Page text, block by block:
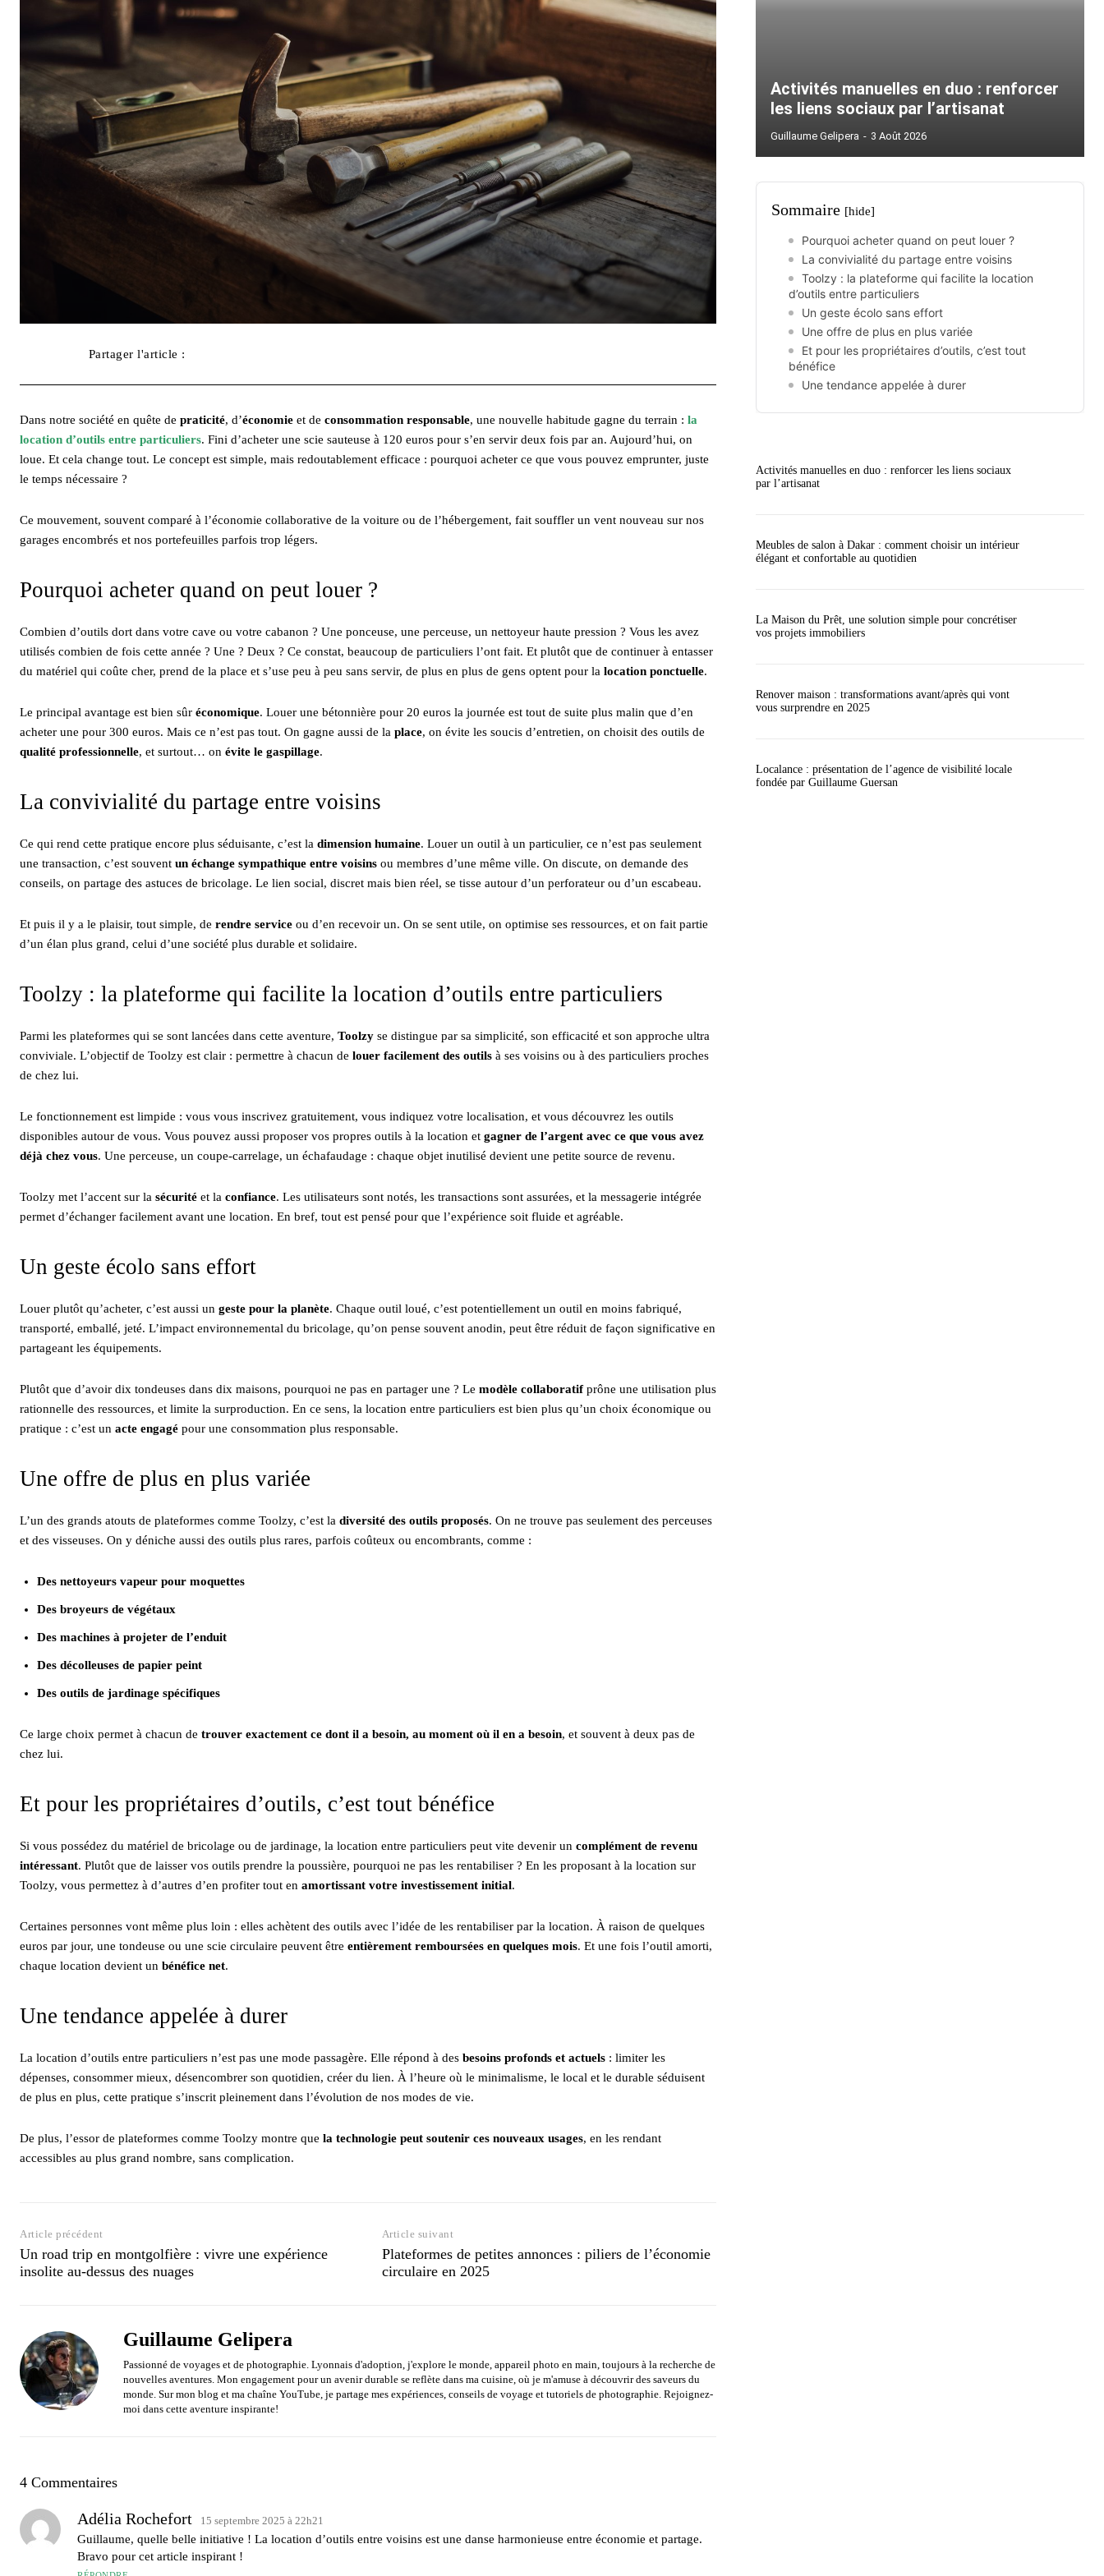
Partager l'article :
Dans notre société en quête de praticité, d’économie et de consommation responsable, une nouvelle habitude gagne du terrain : la
location d’outils entre particuliers. Fini d’acheter une scie sauteuse à 120 euros pour s’en servir deux fois par an. Aujourd’hui, on
loue. Et cela change tout. Le concept est simple, mais redoutablement efficace : pourquoi acheter ce que vous pouvez emprunter, juste
le temps nécessaire ?
Ce mouvement, souvent comparé à l’économie collaborative de la voiture ou de l’hébergement, fait souffler un vent nouveau sur nos
garages encombrés et nos portefeuilles parfois trop légers.
Pourquoi acheter quand on peut louer ?
Combien d’outils dort dans votre cave ou votre cabanon ? Une ponceuse, une perceuse, un nettoyeur haute pression ? Vous les avez
utilisés combien de fois cette année ? Une ? Deux ? Ce constat, beaucoup de particuliers l’ont fait. Et plutôt que de continuer à entasser
du matériel qui coûte cher, prend de la place et s’use peu à peu sans servir, de plus en plus de gens optent pour la location ponctuelle.
Le principal avantage est bien sûr économique. Louer une bétonnière pour 20 euros la journée est tout de suite plus malin que d’en
acheter une pour 300 euros. Mais ce n’est pas tout. On gagne aussi de la place, on évite les soucis d’entretien, on choisit des outils de
qualité professionnelle, et surtout… on évite le gaspillage.
La convivialité du partage entre voisins
Ce qui rend cette pratique encore plus séduisante, c’est la dimension humaine. Louer un outil à un particulier, ce n’est pas seulement
une transaction, c’est souvent un échange sympathique entre voisins ou membres d’une même ville. On discute, on demande des
conseils, on partage des astuces de bricolage. Le lien social, discret mais bien réel, se tisse autour d’un perforateur ou d’un escabeau.
Et puis il y a le plaisir, tout simple, de rendre service ou d’en recevoir un. On se sent utile, on optimise ses ressources, et on fait partie
d’un élan plus grand, celui d’une société plus durable et solidaire.
Toolzy : la plateforme qui facilite la location d’outils entre particuliers
Parmi les plateformes qui se sont lancées dans cette aventure, Toolzy se distingue par sa simplicité, son efficacité et son approche ultra
conviviale. L’objectif de Toolzy est clair : permettre à chacun de louer facilement des outils à ses voisins ou à des particuliers proches
de chez lui.
Le fonctionnement est limpide : vous vous inscrivez gratuitement, vous indiquez votre localisation, et vous découvrez les outils
disponibles autour de vous. Vous pouvez aussi proposer vos propres outils à la location et gagner de l’argent avec ce que vous avez
déjà chez vous. Une perceuse, un coupe-carrelage, un échafaudage : chaque objet inutilisé devient une petite source de revenu.
Toolzy met l’accent sur la sécurité et la confiance. Les utilisateurs sont notés, les transactions sont assurées, et la messagerie intégrée
permet d’échanger facilement avant une location. En bref, tout est pensé pour que l’expérience soit fluide et agréable.
Un geste écolo sans effort
Louer plutôt qu’acheter, c’est aussi un geste pour la planète. Chaque outil loué, c’est potentiellement un outil en moins fabriqué,
transporté, emballé, jeté. L’impact environnemental du bricolage, qu’on pense souvent anodin, peut être réduit de façon significative en
partageant les équipements.
Plutôt que d’avoir dix tondeuses dans dix maisons, pourquoi ne pas en partager une ? Le modèle collaboratifprône une utilisation plus
rationnelle des ressources, et limite la surproduction. En ce sens, la location entre particuliers est bien plus qu’un choix économique ou
pratique : c’est un acte engagé pour une consommation plus responsable.
Une offre de plus en plus variée
L’un des grands atouts de plateformes comme Toolzy, c’est la diversité des outils proposés. On ne trouve pas seulement des perceuses
et des visseuses. On y déniche aussi des outils plus rares, parfois coûteux ou encombrants, comme :
Des nettoyeurs vapeur pour moquettes
Des broyeurs de végétaux
Des machines à projeter de l’enduit
Des décolleuses de papier peint
Des outils de jardinage spécifiques
Ce large choix permet à chacun de trouver exactement ce dont il a besoin, au moment où il en a besoin, et souvent à deux pas de
chez lui.
Et pour les propriétaires d’outils, c’est tout bénéfice
Si vous possédez du matériel de bricolage ou de jardinage, la location entre particuliers peut vite devenir un complément de revenu
intéressant. Plutôt que de laisser vos outils prendre la poussière, pourquoi ne pas les rentabiliser ? En les proposant à la location sur
Toolzy, vous permettez à d’autres d’en profiter tout en amortissant votre investissement initial.
Certaines personnes vont même plus loin : elles achètent des outils avec l’idée de les rentabiliser par la location. À raison de quelques
euros par jour, une tondeuse ou une scie circulaire peuvent être entièrement remboursées en quelques mois. Et une fois l’outil amorti,
chaque location devient un bénéfice net.
Une tendance appelée à durer
La location d’outils entre particuliers n’est pas une mode passagère. Elle répond à des besoins profonds et actuels : limiter les
dépenses, consommer mieux, désencombrer son quotidien, créer du lien. À l’heure où le minimalisme, le local et le durable séduisent
de plus en plus, cette pratique s’inscrit pleinement dans l’évolution de nos modes de vie.
De plus, l’essor de plateformes comme Toolzy montre que la technologie peut soutenir ces nouveaux usages, en les rendant
accessibles au plus grand nombre, sans complication.
Article précédent
Un road trip en montgolfière : vivre une expérience
insolite au-dessus des nuages
Article suivant
Plateformes de petites annonces : piliers de l’économie
circulaire en 2025
Guillaume Gelipera
Passionné de voyages et de photographie. Lyonnais d'adoption, j'explore le monde, appareil photo en main, toujours à la recherche de
nouvelles aventures. Mon engagement pour un avenir durable se reflète dans ma cuisine, où je m'amuse à découvrir des saveurs du
monde. Sur mon blog et ma chaîne YouTube, je partage mes expériences, conseils de voyage et tutoriels de photographie. Rejoignez-
moi dans cette aventure inspirante!
4 Commentaires
Adélia Rochefort 15 septembre 2025 à 22h21
Guillaume, quelle belle initiative ! La location d’outils entre voisins est une danse harmonieuse entre économie et partage.
Bravo pour cet article inspirant !
Activités manuelles en duo : renforcer
les liens sociaux par l’artisanat
Guillaume Gelipera - 3 Août 2026
Sommaire [hide]
Pourquoi acheter quand on peut louer ?
La convivialité du partage entre voisins
Toolzy : la plateforme qui facilite la location
d’outils entre particuliers
Un geste écolo sans effort
Une offre de plus en plus variée
Et pour les propriétaires d’outils, c’est tout
bénéfice
Une tendance appelée à durer
Activités manuelles en duo : renforcer les liens sociaux
par l’artisanat
Meubles de salon à Dakar : comment choisir un intérieur
élégant et confortable au quotidien
La Maison du Prêt, une solution simple pour concrétiser
vos projets immobiliers
Renover maison : transformations avant/après qui vont
vous surprendre en 2025
Localance : présentation de l’agence de visibilité locale
fondée par Guillaume Guersan